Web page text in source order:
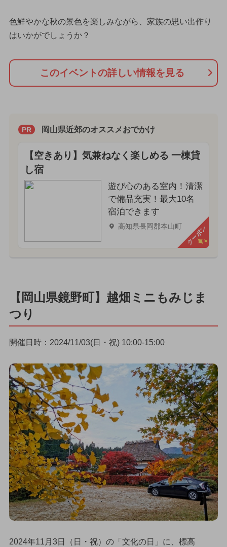
色鮮やかな秋の景色を楽しみながら、家族の思い出作り
はいかがでしょうか？
このイベントの詳しい情報を見る
PR 岡山県近郊のオススメおでかけ
【空きあり】気兼ねなく楽しめる 一棟貸
し宿
遊び心のある室内！清潔
で備品充実！最大10名
宿泊できます
高知県長岡郡本山町 クーポン
【岡山県鏡野町】越畑ミニもみじま
つり
開催日時：2024/11/03(日・祝) 10:00-15:00
2024年11月3日（日・祝）の「文化の日」に、標高